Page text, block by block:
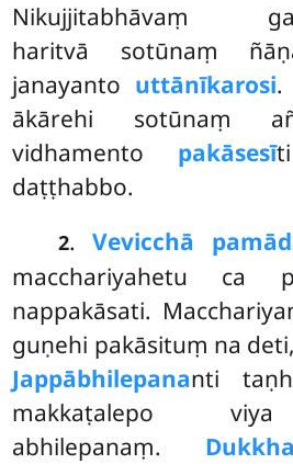
Nikujjitabhāvaṃ
haritvā sotūnaṃ
janayanto uttānīkarosi.
ākārehi sotūnaṃ
vidhamento pakāsesī
daṭṭhabbo.
2.Vevicchā
macchariyahetu ca
nappakāsati.
guṇehi pakāsituṃ na
Jappābhilepananti
makkaṭalepo viya
abhilepanaṃ. Dukkha